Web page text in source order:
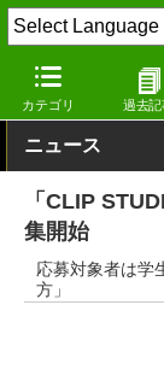
カテゴリ 過去記
窓の杜 画像・映
ニュース
「CLIP
集開始
応募対象者は学
方」